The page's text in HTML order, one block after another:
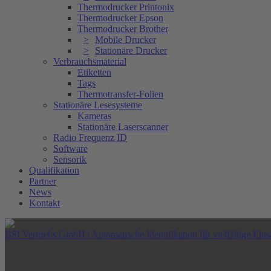
Thermodrucker Printonix
Thermodrucker Epson
Thermodrucker Brother
Mobile Drucker
Stationäre Drucker
Verbrauchsmaterial
Etiketten
Tags
Thermotransfer-Folien
Stationäre Lesesysteme
Kameras
Stationäre Laserscanner
Radio Frequenz ID
Software
Sensorik
Qualifikation
Partner
News
Kontakt
BSI Vertriebs GmbH | Automatische Identifikation für vielfältige